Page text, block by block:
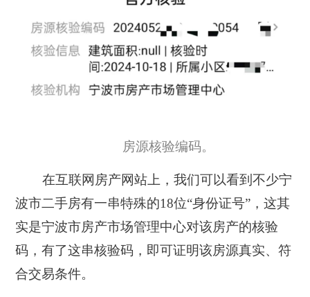
房源核验编码。
在互联网房产网站上，我们可以看到不少宁
波市二手房有一串特殊的18位“身份证号”，这其
实是宁波市房产市场管理中心对该房产的核验
码，有了这串核验码，即可证明该房源真实、符
合交易条件。